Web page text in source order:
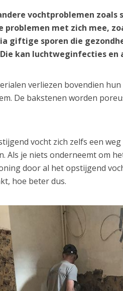
vochtproblemen
met zich mee,
giftige sporen die
kan luchtweginfecties en
verliezen bovendien
De bakstenen worden
vocht zich zelfs een
Als je niets onderneemt om
door al het opstijgend
hoe beter dus.